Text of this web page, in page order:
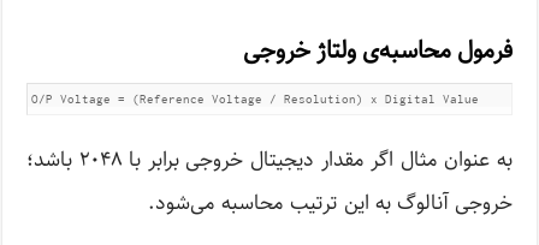
فرمول محاسبه‌ی ولتاژ خروجی
O/P Voltage = (Reference Voltage / Resolution) x Digital Value
به عنوان مثال اگر مقدار دیجیتال خروجی برابر با ۲۰۴۸ باشد؛
خروجی آنالوگ به این ترتیب محاسبه می‌شود.